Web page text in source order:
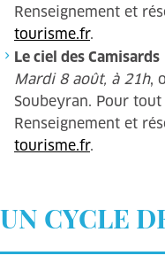
Renseignement et
tourisme.fr.
Le ciel des Camisards
Mardi 8 août, à 21h,
Soubeyran. Pour
Renseignement et
tourisme.fr.
UN CYCLE